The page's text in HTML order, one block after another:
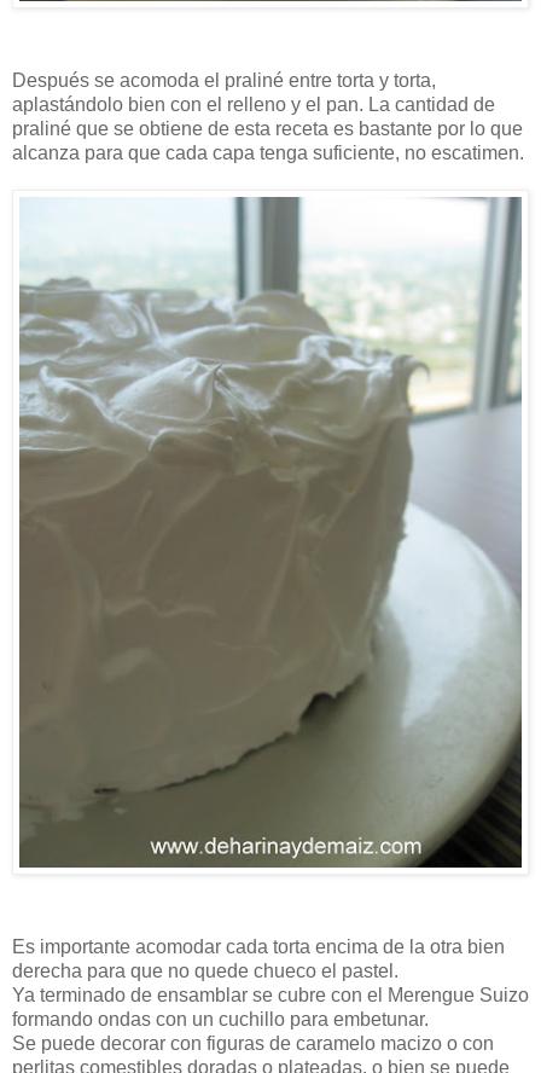
Después se acomoda el praliné entre torta y torta,
aplastándolo bien con el relleno y el pan. La cantidad de
praliné que se obtiene de esta receta es bastante por lo que
alcanza para que cada capa tenga suficiente, no escatimen.
Es importante acomodar cada torta encima de la otra bien
derecha para que no quede chueco el pastel.
Ya terminado de ensamblar se cubre con el Merengue Suizo
formando ondas con un cuchillo para embetunar.
Se puede decorar con figuras de caramelo macizo o con
perlitas comestibles doradas o plateadas, o bien se puede